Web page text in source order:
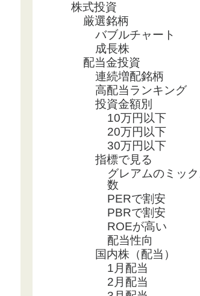
株式投資
厳選銘柄
バブルチャート
成長株
配当金投資
連続増配銘柄
高配当ランキング
投資金額別
10万円以下
20万円以下
30万円以下
指標で見る
グレアムのミッ
数
PERで割安
PBRで割安
ROEが高い
配当性向
国内株（配当）
1月配当
2月配当